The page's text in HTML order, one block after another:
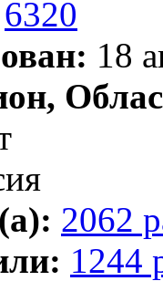
6320
18
2062
1244